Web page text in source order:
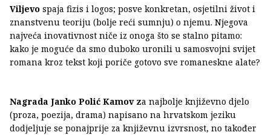
Viljevo spaja fizis i logos; posve konkretan, osjetilni život i
znanstvenu teoriju (bolje reći sumnju) o njemu. Njegova
najveća inovativnost niče iz onoga što se stalno pitamo:
kako je moguće da smo duboko uronili u samosvojni svijet
romana kroz tekst koji poriče gotovo sve romaneskne alate?
Nagrada Janko Polić Kamov za najbolje književno djelo
(proza, poezija, drama) napisano na hrvatskom jeziku
dodjeljuje se ponajprije za književnu izvrsnost, no također